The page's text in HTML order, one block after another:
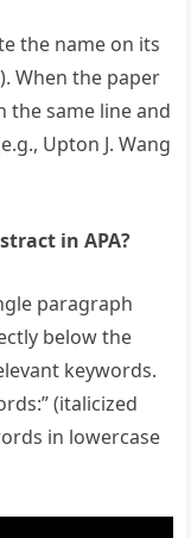
the name on its
When the paper
the same line and
Upton J. Wang
in APA?
paragraph
below the
keywords.
(italicized
in lowercase